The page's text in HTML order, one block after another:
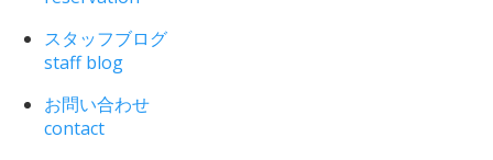
スタッフブログ
staff blog
お問い合わせ
contact